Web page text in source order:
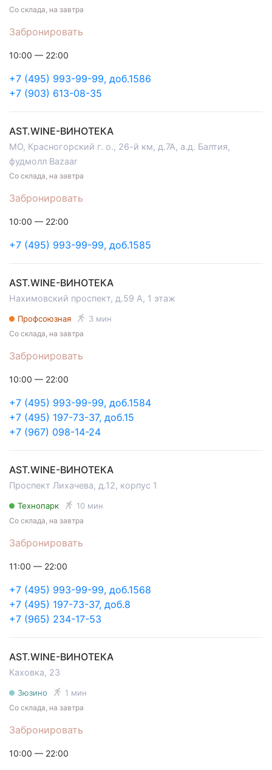
Забронировать
Со склада, на завтра
+7 (495) 993-99-99, доб.1586
+7 (903) 613-08-35
10:00 — 22:00
AST.WINE-ВИНОТЕКА
МО, Красногорский г. о., 26-й км, д.7А, а.д. Балтия,
фудмолл Bazaar
Забронировать
Со склада, на завтра
+7 (495) 993-99-99, доб.1585
10:00 — 22:00
AST.WINE-ВИНОТЕКА
Нахимовский проспект, д.59 А, 1 этаж
Профсоюзная 3 мин
Забронировать
Со склада, на завтра
+7 (495) 993-99-99, доб.1584
+7 (495) 197-73-37, доб.15
+7 (967) 098-14-24
10:00 — 22:00
AST.WINE-ВИНОТЕКА
Проспект Лихачева, д.12, корпус 1
Технопарк 10 мин
Забронировать
Со склада, на завтра
+7 (495) 993-99-99, доб.1568
+7 (495) 197-73-37, доб.8
+7 (965) 234-17-53
11:00 — 22:00
AST.WINE-ВИНОТЕКА
Каховка, 23
Зюзино 1 мин
Забронировать
Со склада, на завтра
10:00 — 22:00